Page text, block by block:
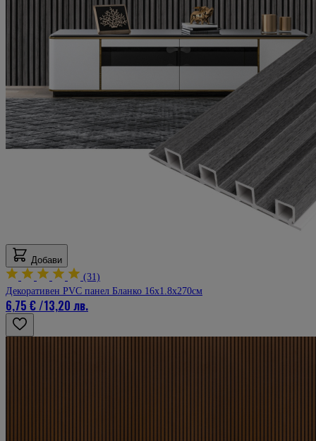
Добави
(31)
Декоративен PVC панел Бланко 16х1.8х270см
6,75 €/13,20 лв.